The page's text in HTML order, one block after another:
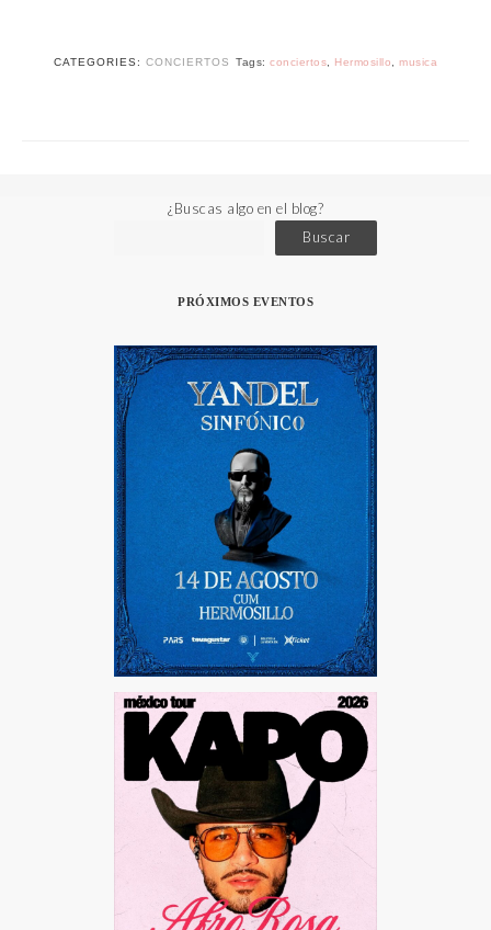
CATEGORIES: CONCIERTOS Tags: conciertos Hermosillo musica
¿Buscas algo en el blog?
Buscar
PRÓXIMOS EVENTOS